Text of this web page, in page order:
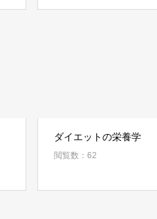
ダイエットの栄養学
閲覧数：62